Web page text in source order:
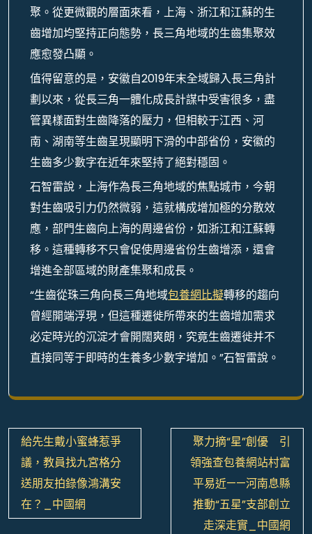
聚。從更微觀的層面來看，上海、浙江和江蘇的生
齒增加均堅持正向態勢，長三角地域的生齒集聚效
應愈發凸顯。
值得留意的是，安徽自2019年末全域歸入長三角計
劃以來，從長三角一體化成長計謀中受害很多，盡
管異樣面對生齒降落的壓力，但相較于江西、河
南、湖南等生齒呈現顯明下滑的中部省份，安徽的
生齒多少數字在近年來堅持了絕對穩固。
石智雷說，上海作為長三角地域的焦點城市，今朝
對生齒吸引力仍然微弱，這就構成增加極的分散效
應，部門生齒向上海的周邊省份，如浙江和江蘇轉
移。這種轉移不只會促使周邊省份生齒增添，還會
增進全部區域的財產集聚和成長。
“生齒從珠三角向長三角地域包養網比擬轉移的趨向
曾經開端浮現，但這種遷徙所帶來的生齒增加需求
必定時光的沉淀才會開闊爽朗，究竟生齒遷徙并不
直接同等于即時的生養多少數字增加。”石智雷說。
文
章
導
覽
給先生戴小蜜蜂惹爭
議，教員找九宮格分
送朋友拍錄像鴻溝安
在？_中國網
聚力摘“星”創優 引
領強查包養網站村富
平易近——河南息縣
推動“五星”支部創立
走深走實_中國網